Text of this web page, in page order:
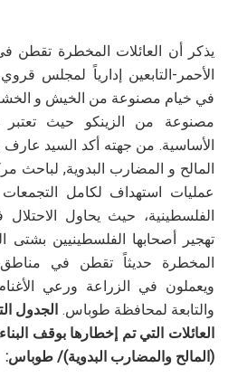
يذكر أن العائلات المخطرة تقطن
الأحمر-التابعين إدارياً لمجلس
في خيام مصنوعة من الخيش و
مصنوعة من الزينكو حيث تعتبر
الأساسية. من جهته أكد السيد
المالح و المضارب البدوية, لباحث
عمليات استهداف لكامل التجمعات
الفلسطينية، حيث يحاول
تهجير أصحابها الفلسطينيين بشتى
المخطرة حديثاً تقطن في مناطق
ويعملون في الزراعة ورعي
والتابعة لمحافظة طوباس. الجدول
العائلات التي تم إخطارها بوقف
(المالح والمضارب البدوية)/ طوباس: